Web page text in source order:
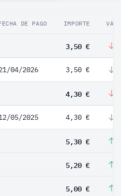
DE PAGO IMPORTE
3,50 €
04/2026 3,50 €
4,30 €
05/2025 4,30 €
5,30 €
5,20 €
5,00 €